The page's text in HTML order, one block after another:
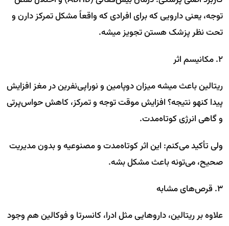
توجه، یعنی دارویی که برای افرادی که واقعاً مشکل تمرکز دارن و
تحت نظر پزشک هستن تجویز میشه.
۲. مکانیسم اثر
ریتالین باعث میشه میزان دوپامین و نوراپی‌نفرین در مغز افزایش
پیدا کنهو نتیجه؟ افزایش موقت توجه و تمرکز، کاهش حواس‌پرتی
و گاهی انرژی کوتاه‌مدت.
ولی تأکید می‌کنم: این اثر کوتاه‌مدت و مصنوعیه و بدون مدیریت
صحیح، می‌تونه باعث مشکل بشه.
۳. قرص‌های مشابه
علاوه بر ریتالین، داروهایی مثل ادرا، کانسرتا و فوکالین هم وجود